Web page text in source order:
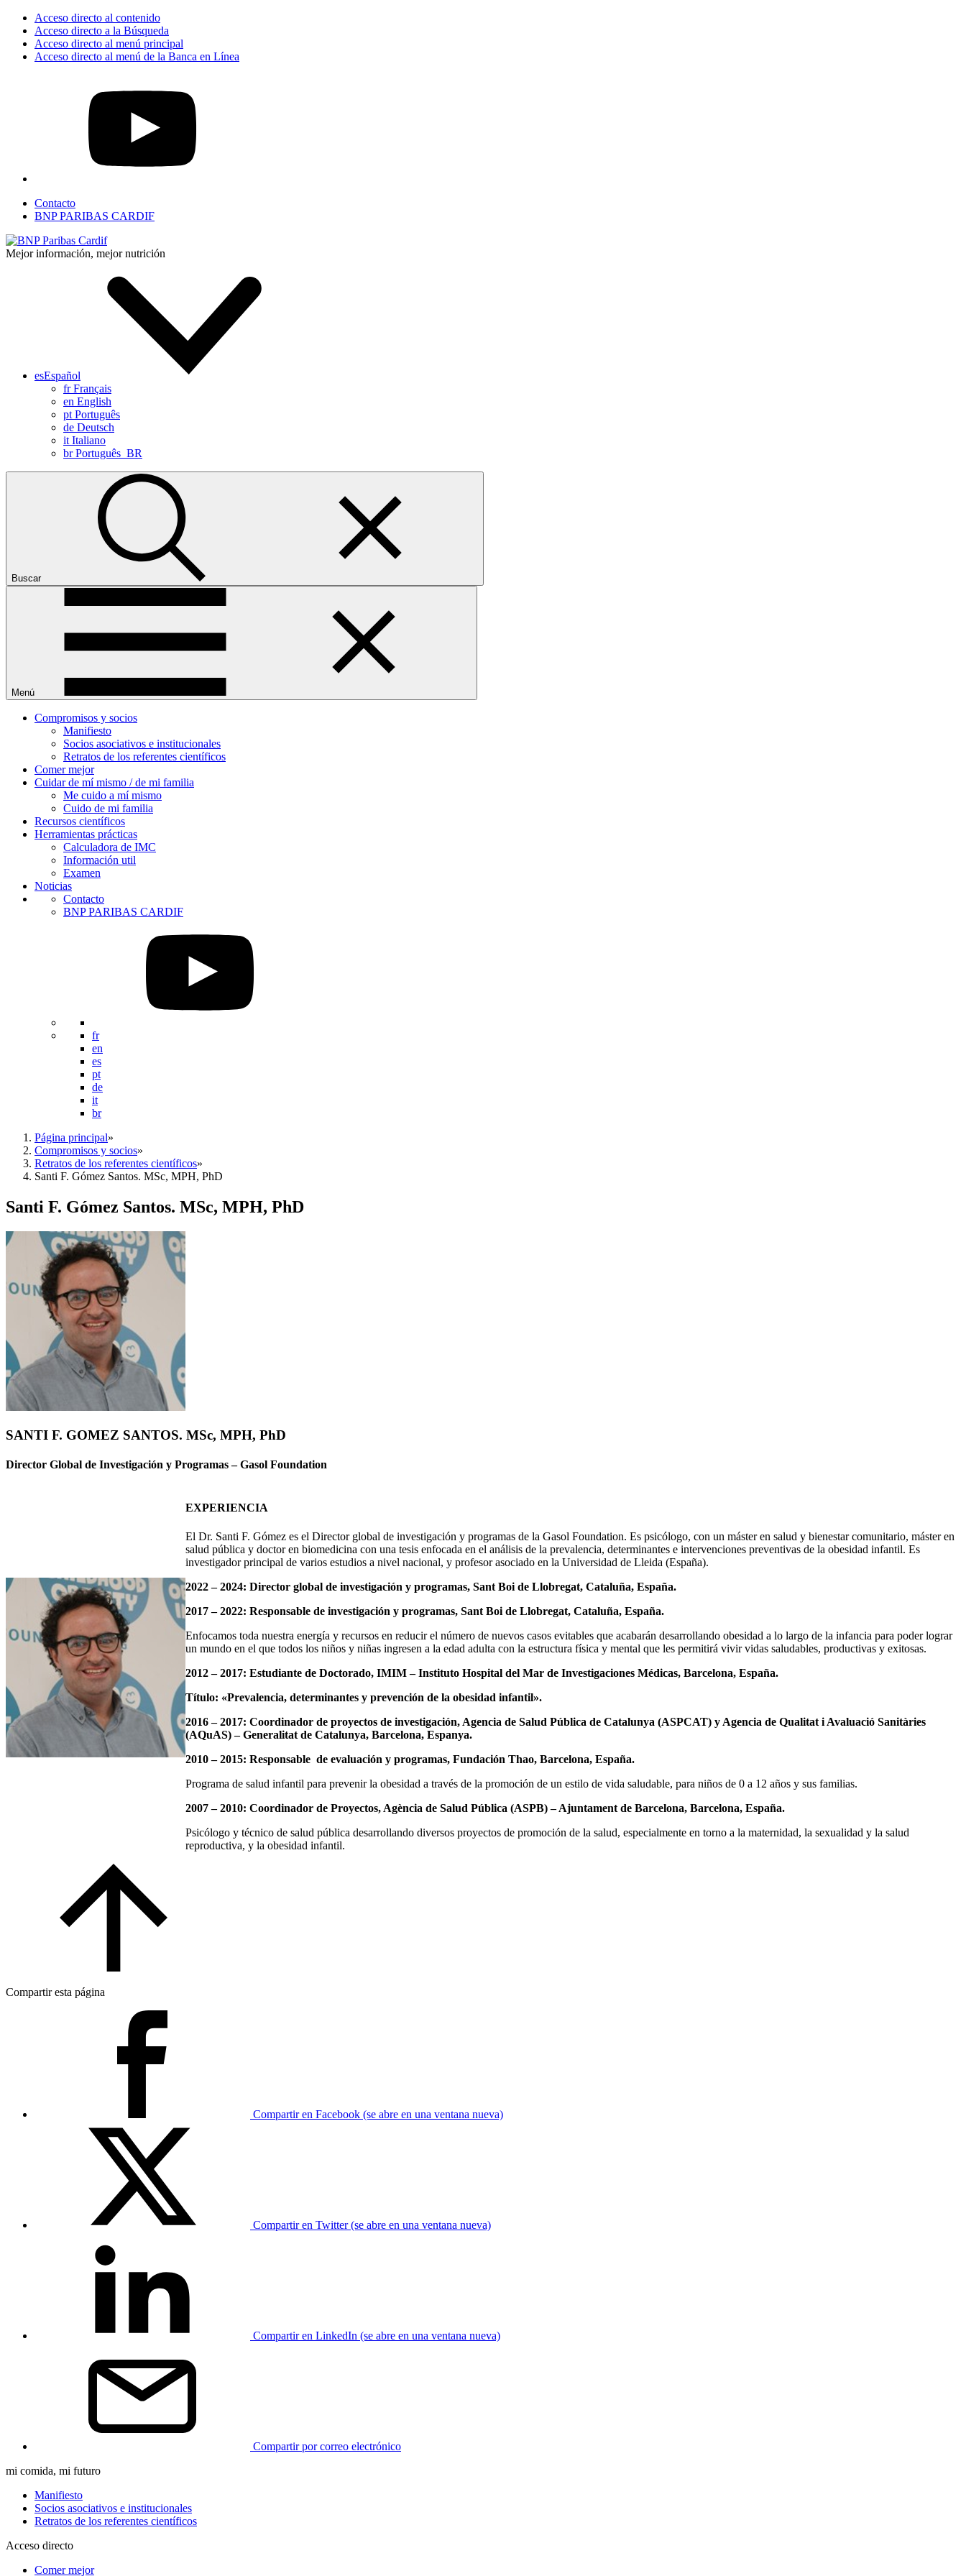
Acceso directo al contenido
Acceso directo a la Búsqueda
Acceso directo al menú principal
Acceso directo al menú de la Banca en Línea
Contacto
BNP PARIBAS CARDIF
Mejor información, mejor nutrición
esEspañol
frFrançais
en English
pt Português
de Deutsch
it Italiano
brPortuguês_BR
Buscar
Menú
Compromisos y socios
Manifiesto
Socios asociativos e institucionales
Retratos de los referentes científicos
Comer mejor
Cuidar de mí mismo / de mi familia
Me cuido a mí mismo
Cuido de mi familia
Recursos científicos
Herramientas prácticas
Calculadora de IMC
Información util
Examen
Noticias
Contacto
BNP PARIBAS CARDIF
fr
en
es
pt
de
it
br
Página principal»
Compromisos y socios»
Retratos de los referentes científicos»
Santi F. Gómez Santos. MSc, MPH, PhD
Santi F. Gómez Santos. MSc, MPH, PhD
SANTI F. GOMEZ SANTOS. MSc, MPH, PhD
Director Global de Investigación y Programas – Gasol Foundation
EXPERIENCIA
El Dr. Santi F. Gómez es el Director global de investigación y programas de la Gasol Foundation. Es psicólogo, con un máster en salud y bienestar comunitario, máster en
salud pública y doctor en biomedicina con una tesis enfocada en el análisis de la prevalencia, determinantes e intervenciones preventivas de la obesidad infantil. Es
investigador principal de varios estudios a nivel nacional, y profesor asociado en la Universidad de Lleida (España).
2022 – 2024: Director global de investigación y programas, Sant Boi de Llobregat, Cataluña, España.
2017 – 2022: Responsable de investigación y programas, Sant Boi de Llobregat, Cataluña, España.
Enfocamos toda nuestra energía y recursos en reducir el número de nuevos casos evitables que acabarán desarrollando obesidad a lo largo de la infancia para poder lograr
un mundo en el que todos los niños y niñas ingresen a la edad adulta con la estructura física y mental que les permitirá vivir vidas saludables, productivas y exitosas.
2012 – 2017: Estudiante de Doctorado, IMIM – Instituto Hospital del Mar de Investigaciones Médicas, Barcelona, España.
Título: «Prevalencia, determinantes y prevención de la obesidad infantil».
2016 – 2017: Coordinador de proyectos de investigación, Agencia de Salud Pública de Catalunya (ASPCAT) y Agencia de Qualitat i Avaluació Sanitàries
(AQuAS) – Generalitat de Catalunya, Barcelona, Espanya.
2010 – 2015: Responsable de evaluación y programas, Fundación Thao, Barcelona, España.
Programa de salud infantil para prevenir la obesidad a través de la promoción de un estilo de vida saludable, para niños de 0 a 12 años y sus familias.
2007 – 2010: Coordinador de Proyectos, Agència de Salud Pública (ASPB) – Ajuntament de Barcelona, Barcelona, España.
Psicólogo y técnico de salud pública desarrollando diversos proyectos de promoción de la salud, especialmente en torno a la maternidad, la sexualidad y la salud
reproductiva, y la obesidad infantil.
Compartir esta página
Compartir en Facebook (se abre en una ventana nueva)
Compartir en Twitter (se abre en una ventana nueva)
Compartir en LinkedIn (se abre en una ventana nueva)
Compartir por correo electrónico
mi comida, mi futuro
Manifiesto
Socios asociativos e institucionales
Retratos de los referentes científicos
Acceso directo
Comer mejor